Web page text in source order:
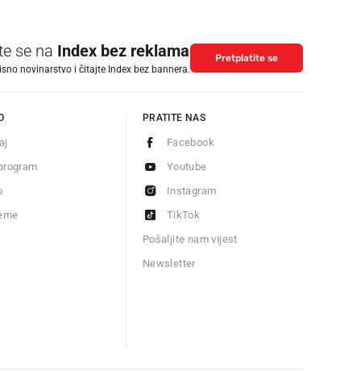
se na Index bez reklama
novinarstvo i čitajte Index bez bannera.
Pretplatite se
PRATITE NAS
Facebook
Youtube
Instagram
TikTok
Pošaljite nam vijest
Newsletter